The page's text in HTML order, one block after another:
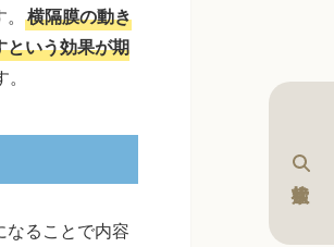
横隔膜の動き
という効果が期
ることで内容